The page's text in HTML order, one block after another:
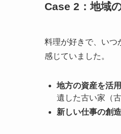
Case 2：地域
料理が好きで、いつ
感じていました。
地方の資産を活用
遺した古い家（
新しい仕事の創